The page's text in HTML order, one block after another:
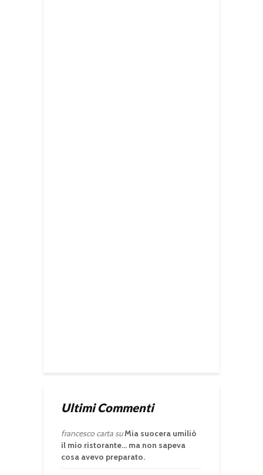
Ultimi Commenti
francesco cartasuMia suocera umiliò
il mio ristorante… ma non sapeva
cosa avevo preparato.